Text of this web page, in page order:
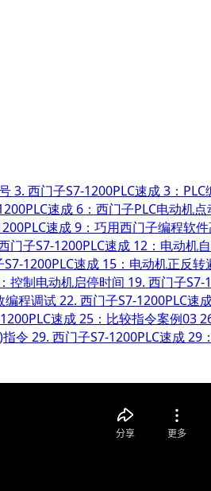
3. 西门子S7-1200PLC速成 3：
速成 6：西门子PLC电动机点
速成 9：巧用西门子编程软
门子S7-1200PLC速成 12：电动机
S7-1200PLC速成 15：电动机正反转
控制电动机启停时间 19. 西门子S7-
编程调试22. 西门子S7-1200PLC速
速成 25：比较指令案例03
令 29. 西门子S7-1200PLC速成 29